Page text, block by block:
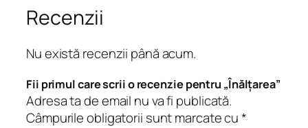
Î
n
ă
l
ț
a
r
Recenzii
Nu există recenzii până acum.
Fii primul care scrii o recenzie pentru „Înălțarea”
Adresa ta de email nu va fi publicată.
Câmpurile obligatorii sunt marcate cu*